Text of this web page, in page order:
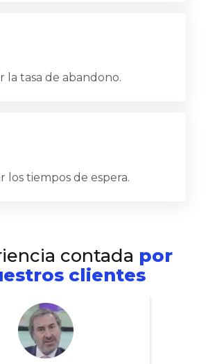
la tasa de abandono.
los tiempos de espera.
contada por
clientes